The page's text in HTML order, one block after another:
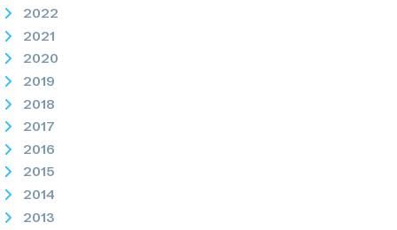
2022
2021
2020
2019
2018
2017
2016
2015
2014
2013